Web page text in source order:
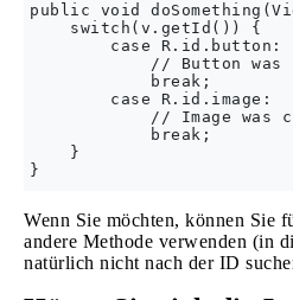
public void
    switch(v.getId()) {
        case R.id.button:
// Button was
            break;
        case R.id.image:
// Image was
            break;
    }
Wenn Sie möchten, können Sie
andere Methode verwenden (in
natürlich nicht nach der ID